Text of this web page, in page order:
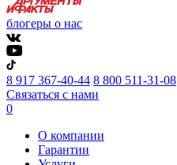
блогеры о нас
8 917 367-40-44 8 800 511-31-08
Связаться с нами
0
О компании
Гарантии